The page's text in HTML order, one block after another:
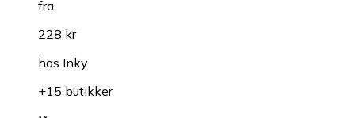
fra
228 kr
hos Inky
+15 butikker